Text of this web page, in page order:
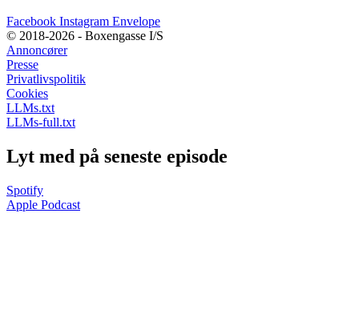
Facebook Instagram Envelope
© 2018-2026 - Boxengasse I/S
Annoncører
Presse
Privatlivspolitik
Cookies
LLMs.txt
LLMs-full.txt
Lyt med på seneste episode
Spotify
Apple Podcast